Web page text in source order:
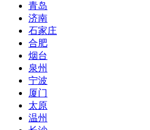
青岛
济南
石家庄
合肥
烟台
泉州
宁波
厦门
太原
温州